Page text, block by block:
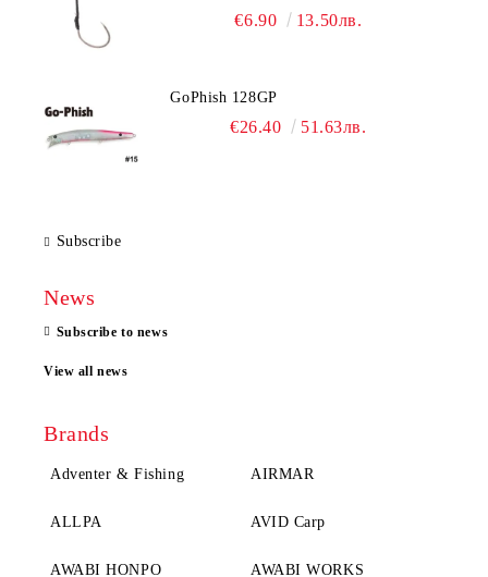
€6.90 13.50лв.
GoPhish 128GP
€26.40 51.63лв.
Subscribe
News
Subscribe to news
View all news
Brands
Adventer & Fishing AIRMAR
ALLPA AVID Carp
AWABI HONPO AWABI WORKS